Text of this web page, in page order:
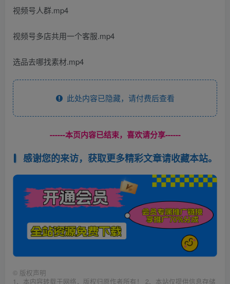
视频号人群.mp4
视频号多店共用一个客服.mp4
选品去哪找素材.mp4
此处内容已隐藏，请付费后查看
------本页内容已结束，喜欢请分享------
感谢您的来访，获取更多精彩文章请收藏本站。
© 版权声明
1、本内容转载于网络，版权归原作者所有！ 2、本站仅提供信息存储